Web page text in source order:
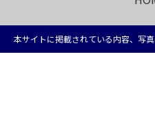
本サイトに掲載されている内容、写